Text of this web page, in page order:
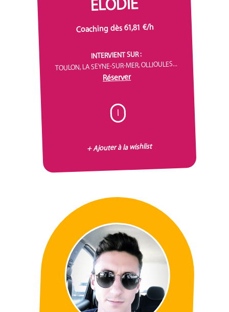
Coaching dès 61,81 €/h
INTERVIENT SUR :
TOULON, LA SEYNE-SUR-MER, OLLIOULES...
Réserver
I
+ Ajouter à la wishlist